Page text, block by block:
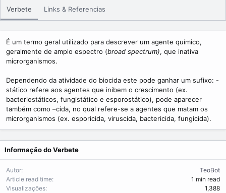
r
i
s
h
d
a
t
l
e
e
t
m
e
Verbete Links & Referencias
É um termo geral utilizado para descrever um agente químico,
geralmente de amplo espectro (broad spectrum), que inativa
microrganismos.
Dependendo da atividade do biocida este pode ganhar um sufixo: -
stático refere aos agentes que inibem o crescimento (ex.
bacteriostáticos, fungistático e esporostático), pode aparecer
também como –cida, no qual refere-se a agentes que matam os
microrganismos (ex. esporicida, viruscida, bactericida, fungicida).
Informação do Verbete
Autor
TeoBot
Article read time
1 min read
Visualizações
1,388